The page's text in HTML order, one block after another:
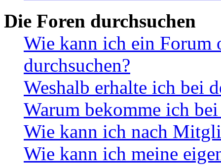
Die Foren durchsuchen
Wie kann ich ein Forum
durchsuchen?
Weshalb erhalte ich bei
Warum bekomme ich
Wie kann ich nach
Wie kann ich meine